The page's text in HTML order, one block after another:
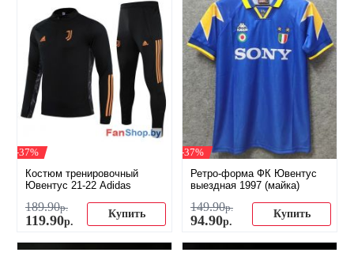
-37%
Костюм тренировочный
Ювентус 21-22 Adidas
189.90р.
119.90р.
Купить
-37%
Ретро-форма ФК Ювентус
выездная 1997 (майка)
149.90р.
94.90р.
Купить